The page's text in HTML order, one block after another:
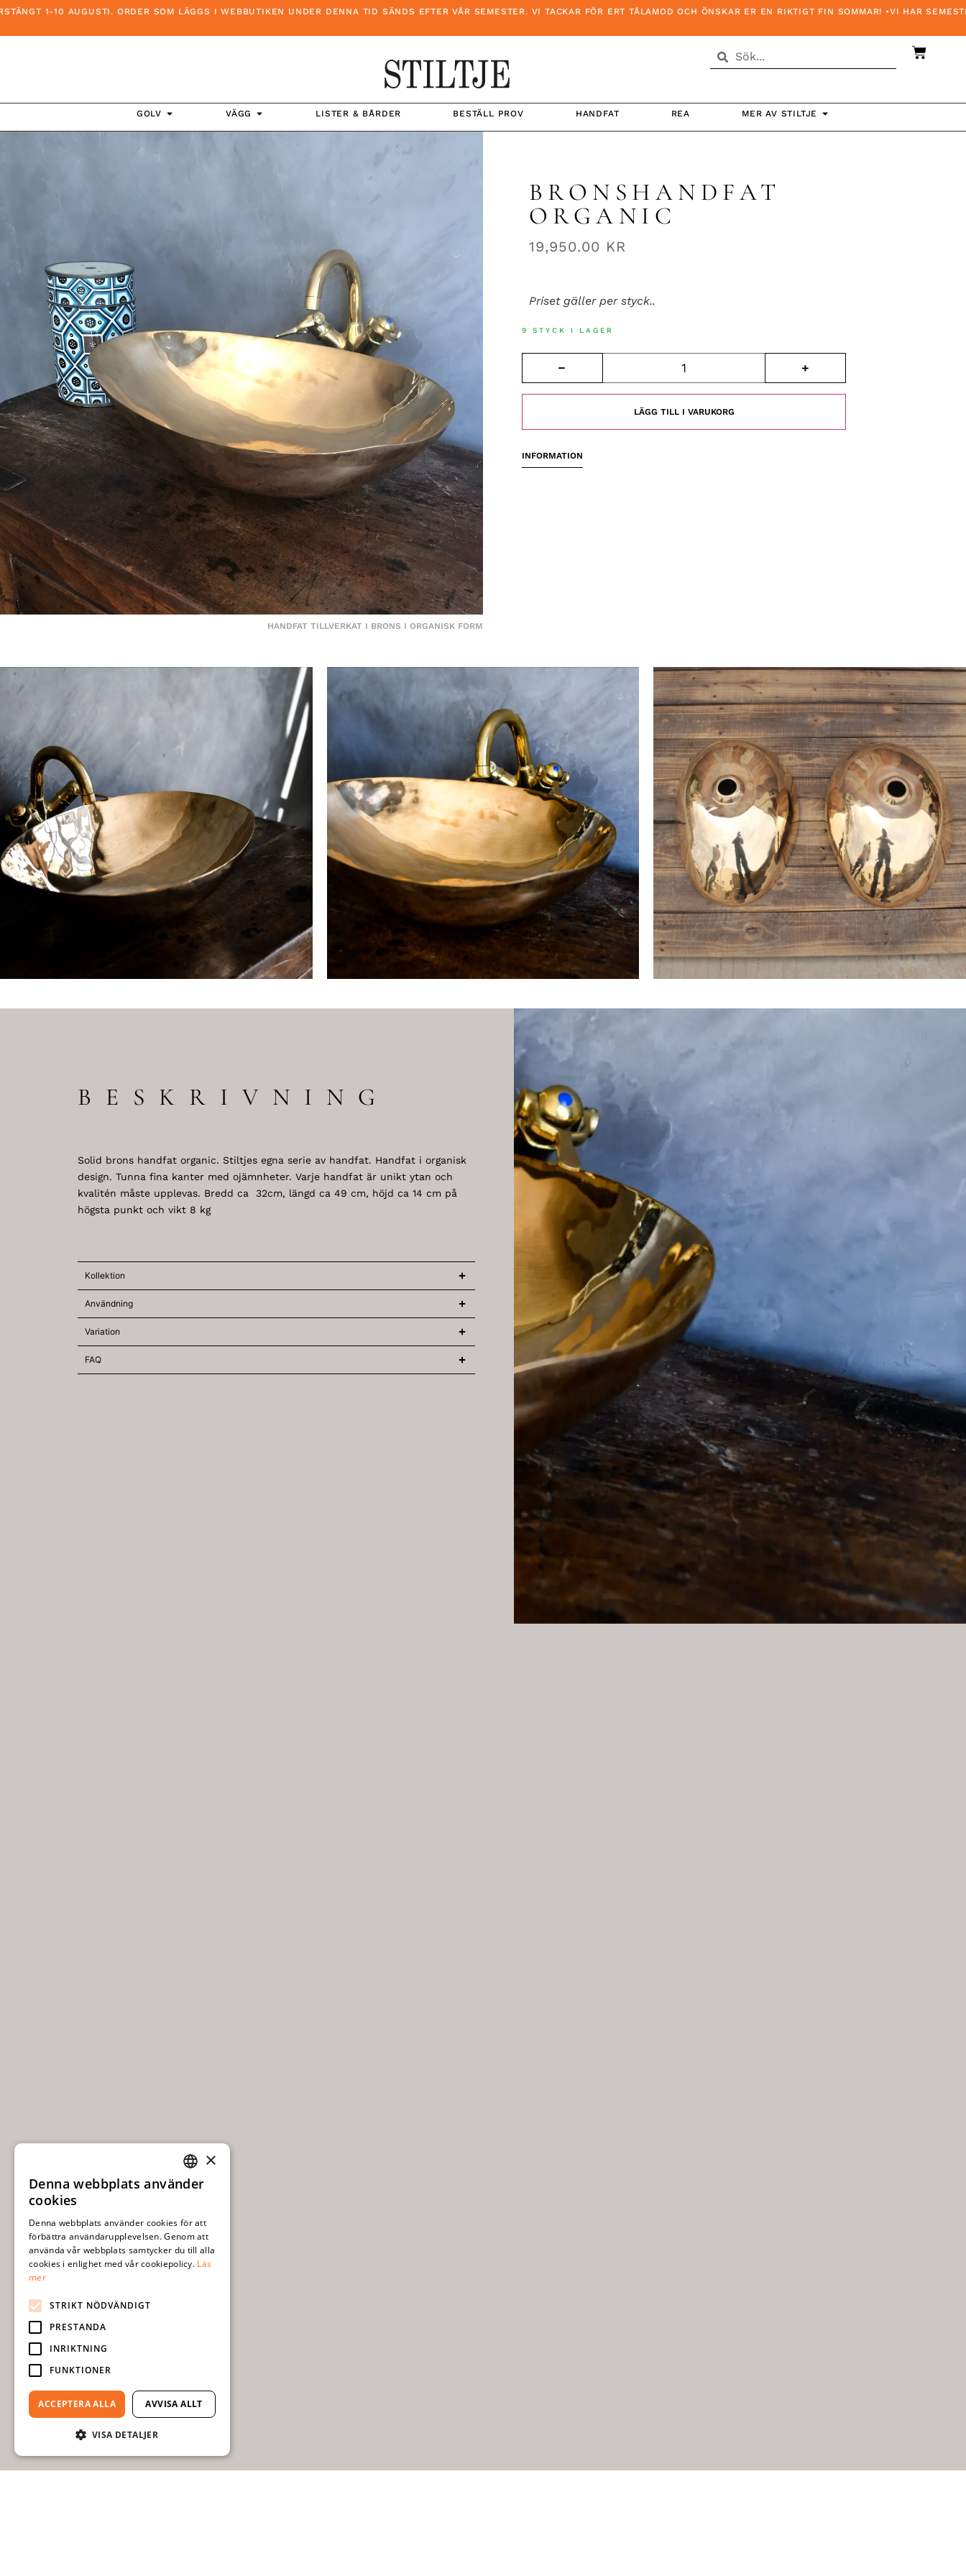
1-10 AUGUSTI. ORDER SOM LÄGGS I WEBBUTIKEN UNDER DENNA TID SÄNDS EFTER VÅR SEMESTER. VI TACKAR FÖR ERT TÅLAMOD OCH ÖNSKAR ER EN RIKTIGT FIN SOMMAR! •VI HAR
GOLV VÄGG LISTER & BÅRDER BESTÄLL PROV HANDFAT REA MER AV STILTJE
HANDFAT TILLVERKAT I BRONS I ORGANISK FORM
BRONSHANDFAT
ORGANIC
19,950.00 KR
Priset gäller per styck..
9 STYCK I LAGER
LÄGG TILL I VARUKORG
INFORMATION
BESKRIVNING
Solid brons handfat organic. Stiltjes egna serie av handfat. Handfat i organisk
design. Tunna fina kanter med ojämnheter. Varje handfat är unikt ytan och
kvalitén måste upplevas. Bredd ca 32cm, längd ca 49 cm, höjd ca 14 cm på
högsta punkt och vikt 8 kg
Kollektion
Användning
Variation
FAQ
SWEDISH
×
Denna webbplats använder
cookies
Denna webbplats använder cookies för att
förbättra användarupplevelsen. Genom att
använda vår webbplats samtycker du till alla
cookies i enlighet med vår cookiepolicy. Läs
mer
STRIKT NÖDVÄNDIGT
PRESTANDA
INRIKTNING
FUNKTIONER
ACCEPTERA ALLA AVVISA ALLT
VISA DETALJER